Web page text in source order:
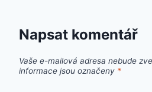
Napsat komentář
Vaše e-mailová adresa nebude
informace jsou označeny *